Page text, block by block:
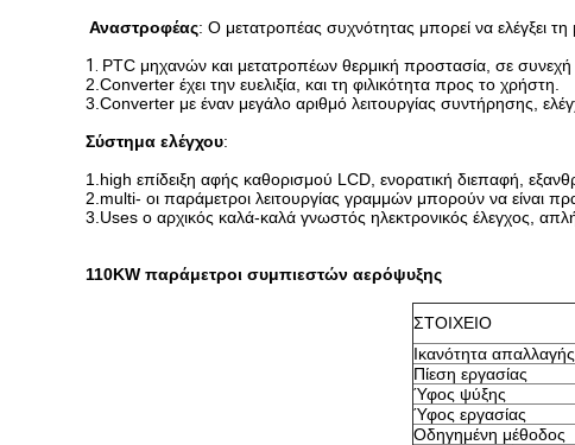
Αναστροφέας: Ο μετατροπέας συχνότητας μπορεί να ελέγξει
1. PTC μηχανών και μετατροπέων θερμική προστασία, σε
2.Converter έχει την ευελιξία, και τη φιλικότητα προς το χρήστη.
3.Converter με έναν μεγάλο αριθμό λειτουργίας συντήρησης,
Σύστημα ελέγχου:
1.high επίδειξη αφής καθορισμού LCD, ενορατική διεπαφή,
2.multi- οι παράμετροι λειτουργίας γραμμών μπορούν να είναι
3.Uses ο αρχικός καλά-καλά γνωστός ηλεκτρονικός έλεγχος,
110KW παράμετροι συμπιεστών αερόψυξης
ΣΤΟΙΧΕΙΟ
Ικανότητα απαλλαγής
Πίεση εργασίας
Ύφος ψύξης
Ύφος εργασίας
Οδηγημένη μέθοδος